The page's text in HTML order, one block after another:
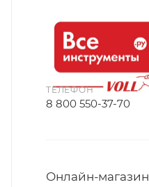
ТЕЛЕФОН
8 800 550-37-70
Онлайн-магазин